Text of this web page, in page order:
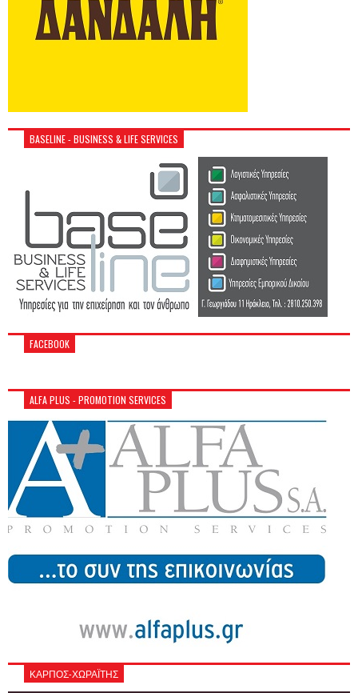
BASELINE - BUSINESS & LIFE SERVICES
FACEBOOK
ALFA PLUS - PROMOTION SERVICES
ΚΑΡΠΟΣ-ΧΩΡΑΪΤΗΣ